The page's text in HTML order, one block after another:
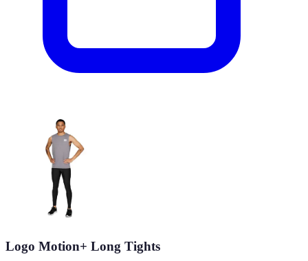
Logo Motion+ Long Tights